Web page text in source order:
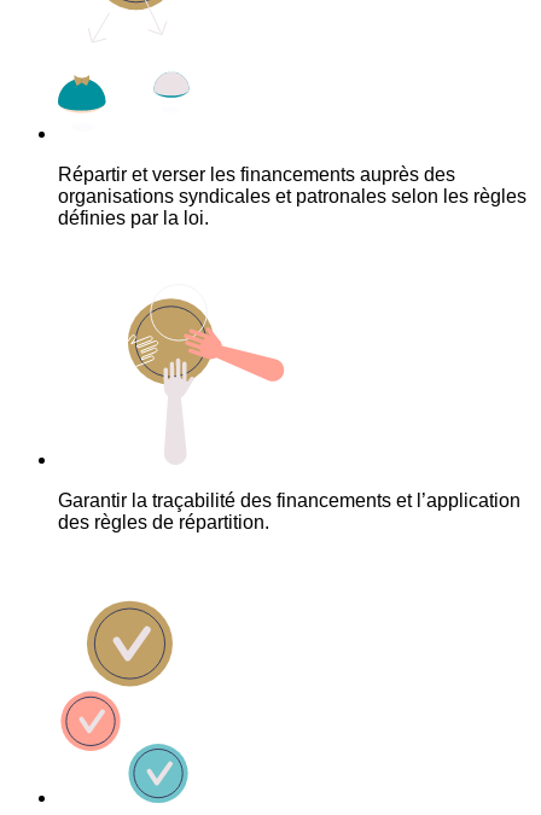
Répartir et verser les financements auprès des
organisations syndicales et patronales selon les règles
définies par la loi.
Garantir la traçabilité des financements et l’application
des règles de répartition.